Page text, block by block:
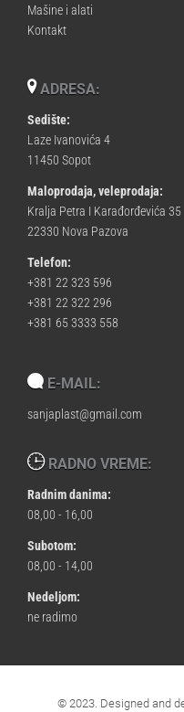
Mašine i alati
Kontakt
ADRESA:
Sedište:
Laze Ivanovića 4
11450 Sopot
Maloprodaja, veleprodaja:
Kralja Petra I Karađorđevića 35
22330 Nova Pazova
Telefon:
+381 22 323 596
+381 22 322 296
+381 65 3333 558
E-MAIL:
sanjaplast@gmail.com
RADNO VREME:
Radnim danima:
08,00 - 16,00
Subotom:
08,00 - 14,00
Nedeljom:
ne radimo
© 2023. Designed and